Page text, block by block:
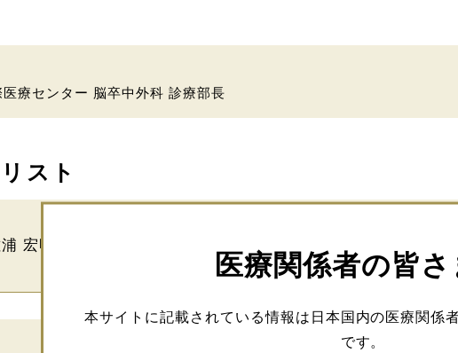
医療関係者の皆
本サイトに記載されている情報は日本国内の医療関係
です。
療センター 脳卒中外科 診療部長
スト
宏明 先生 岩手医科大学附属病院 脳神経外科